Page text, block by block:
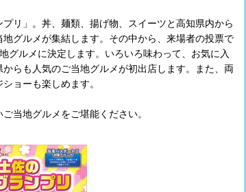
リ」。丼、麺類、揚げ物、スイーツと高知県内から
グルメが集結します。その中から、来場者の投票で
グルメに決定します。いろいろ味わって、お気に入
らも人気のご当地グルメが初出店します。また、両
ョーも楽しめます。
当地グルメをご堪能ください。